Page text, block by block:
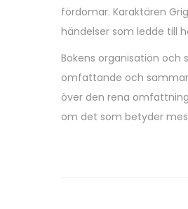
fördomar. Karaktären
händelser som ledde till
Bokens organisation
omfattande och
över den rena
om det som betyder